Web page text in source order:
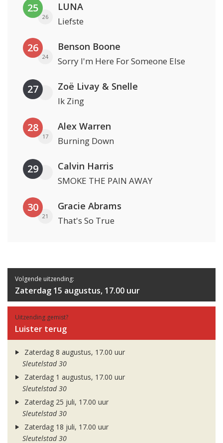
25
26
LUNA
Liefste
26
24
Benson Boone
Sorry I'm Here For Someone Else
27 Zoë Livay & Snelle
Ik Zing
28
17
Alex Warren
Burning Down
29 Calvin Harris
SMOKE THE PAIN AWAY
30
21
Gracie Abrams
That's So True
Volgende uitzending:
Zaterdag 15 augustus, 17.00 uur
Uitzending gemist?
Luister terug
Zaterdag 8 augustus, 17.00 uur
Sleutelstad 30
Zaterdag 1 augustus, 17.00 uur
Sleutelstad 30
Zaterdag 25 juli, 17.00 uur
Sleutelstad 30
Zaterdag 18 juli, 17.00 uur
Sleutelstad 30